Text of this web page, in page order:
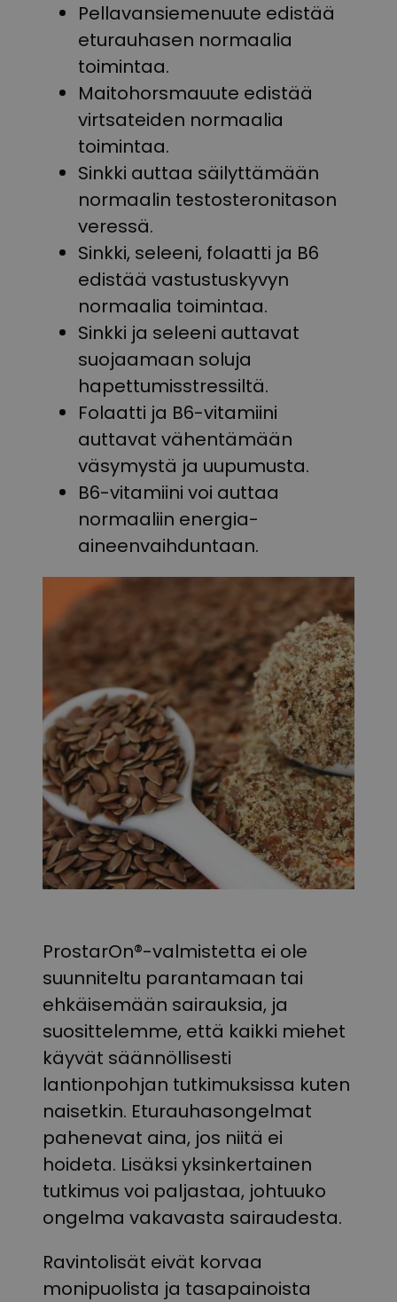
Pellavansiemenuute edistää
eturauhasen normaalia
toimintaa.
Maitohorsmauute edistää
virtsateiden normaalia
toimintaa.
Sinkki auttaa säilyttämään
normaalin testosteronitason
veressä.
Sinkki, seleeni, folaatti ja B6
edistää vastustuskyvyn
normaalia toimintaa.
Sinkki ja seleeni auttavat
suojaamaan soluja
hapettumisstressiltä.
Folaatti ja B6-vitamiini
auttavat vähentämään
väsymystä ja uupumusta.
B6-vitamiini voi auttaa
normaaliin energia-
aineenvaihduntaan.
ProstarOn®-valmistetta ei ole
suunniteltu parantamaan tai
ehkäisemään sairauksia, ja
suosittelemme, että kaikki miehet
käyvät säännöllisesti
lantionpohjan tutkimuksissa kuten
naisetkin. Eturauhasongelmat
pahenevat aina, jos niitä ei
hoideta. Lisäksi yksinkertainen
tutkimus voi paljastaa, johtuuko
ongelma vakavasta sairaudesta.
Ravintolisät eivät korvaa
monipuolista ja tasapainoista